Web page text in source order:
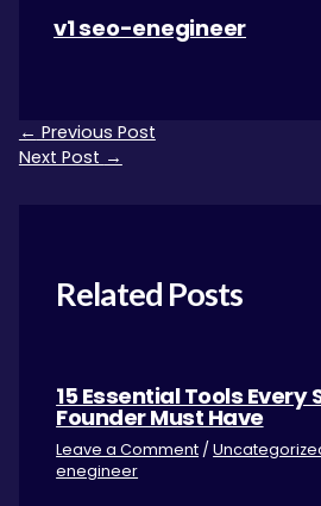
v1 seo-enegineer
← Previous Post
Next Post →
Related Posts
15 Essential Tools Every
Founder Must Have
Leave a Comment /
enegineer